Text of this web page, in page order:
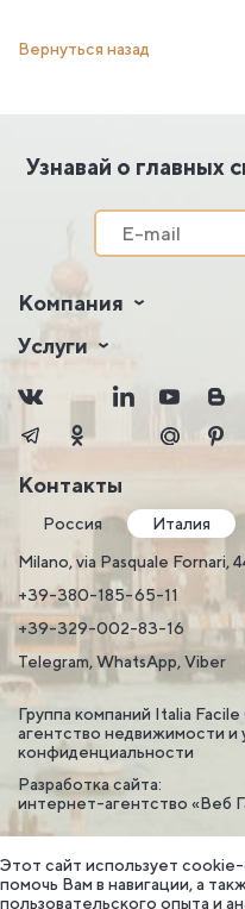
Вернуться назад
Узнавай о главных
Компания
Услуги
Контакты
Россия
Италия
Milano, via Pasquale Fornari,
+39-380-185-65-11
+39-329-002-83-16
Telegram, WhatsApp, Viber
Группа компаний Italia
агентство недвижимости и
конфиденциальности
Разработка сайта:
интернет-агентство «Веб
Этот сайт использует
помочь Вам в навигации, а
пользовательского опыта и